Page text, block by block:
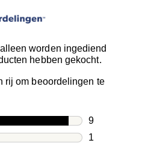
worden ingediend
hebben gekocht.
rij om beoordelingen te
9
9
1